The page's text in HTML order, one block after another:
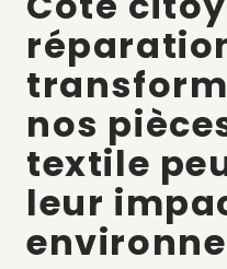
nos
textile
leur